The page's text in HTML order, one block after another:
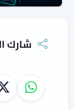
شارك